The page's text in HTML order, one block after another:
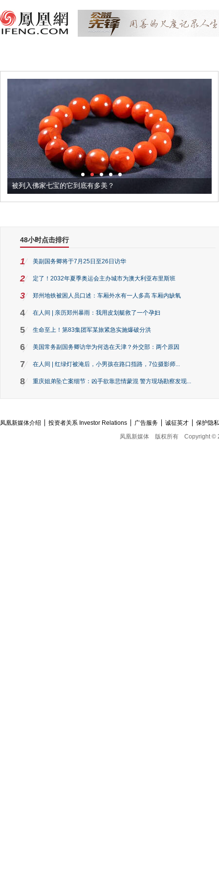
被列入佛家七宝的它到底有多美？
48小时点击排行
1 美副国务卿将于7月25日至26日访华
2 定了！2032年夏季奥运会主办城市为澳大利亚布里斯班
3 郑州地铁被困人员口述：车厢外水有一人多高 车厢内缺氧
4 在人间 | 亲历郑州暴雨：我用皮划艇救了一个孕妇
5 生命至上！第83集团军某旅紧急实施爆破分洪
6 美国常务副国务卿访华为何选在天津？外交部：两个原因
7 在人间 | 红绿灯被淹后，小男孩在路口指路，7位摄影师...
8 重庆姐弟坠亡案细节：凶手欲靠悲情蒙混 警方现场勘察发现...
凤凰新媒体介绍 投资者关系 Investor Relations 广告服务 诚征英才
保护隐
凤凰新媒体
版权所有 Copyright ©